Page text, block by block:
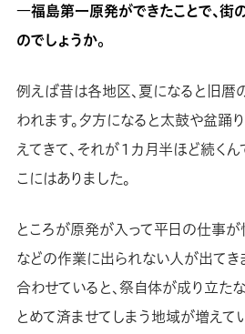
―福島第一原発ができたことで、街
のでしょうか。
例えば昔は各地区、夏になると旧
われます。夕方になると太鼓や盆踊
えてきて、それが１カ月半ほど続く
こにはありました。
ところが原発が入って平日の仕事が
などの作業に出られない人が出てき
合わせていると、祭自体が成り立た
とめて済ませてしまう地域が増えて